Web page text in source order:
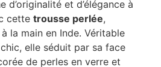
d’originalité et d’élégance à
cette trousse perlée,
la main en Inde. Véritable
elle séduit par sa face
de perles en verre et